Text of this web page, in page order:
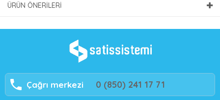
ÜRÜN ÖNERILERI
Çağrı merkezi 0 (850) 241 17 71